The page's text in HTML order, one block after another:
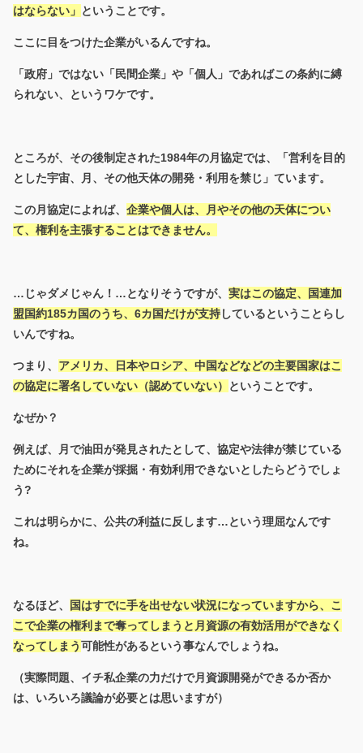
はならない」 ということです。
ここに目をつけた企業がいるんですね。
「政府」ではない「民間企業」や「個人」であればこの条約に縛
られない、というワケです。
ところが、その後制定された1984年の月協定では、「営利を目的
とした宇宙、月、その他天体の開発・利用を禁じ」ています。
この月協定によれば、 企業や個人は、月やその他の天体につい
て、権利を主張することはできません。
…じゃダメじゃん！…となりそうですが、 実はこの協定、国連加
盟国約185カ国のうち、6カ国だけが支持しているということらし
いんですね。
つまり、 アメリカ、日本やロシア、中国などなどの主要国家はこ
の協定に署名していない（認めていない）
ということです。
なぜか？
例えば、月で油田が発見されたとして、協定や法律が禁じている
ためにそれを企業が採掘・有効利用できないとしたらどうでしょ
う?
これは明らかに、公共の利益に反します…という理屈なんです
ね。
なるほど、
国はすでに手を出せない状況になっていますから、こ
こで企業の権利まで奪ってしまうと月資源の有効活用ができなく
なってしまう可能性があるという事なんでしょうね。
（実際問題、イチ私企業の力だけで月資源開発ができるか否か
は、いろいろ議論が必要とは思いますが）